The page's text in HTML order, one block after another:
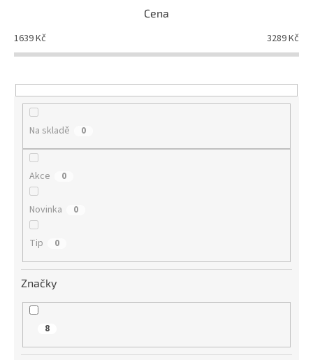
o
d
k
t
Cena
1639Kč 3289Kč
Na skladě 0
Akce 0
Novinka 0
Tip 0
Značky
8